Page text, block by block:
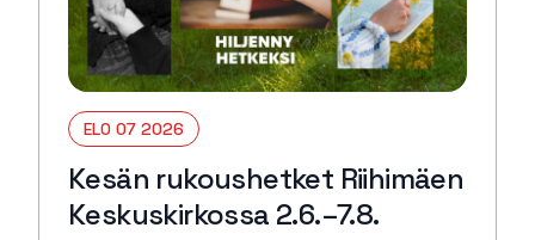
ELO 07 2026
Kesän rukoushetket Riihimäen
Keskuskirkossa 2.6.–7.8.